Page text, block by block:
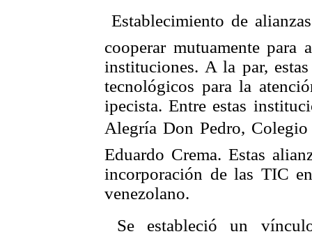
 Establecimiento de
cooperar mutuamente para
instituciones. A la par,
tecnológicos para la
ipecista. Entre estas
Alegría Don Pedro,
Eduardo Crema. Estas
incorporación de las TIC
venezolano.
 Se estableció un